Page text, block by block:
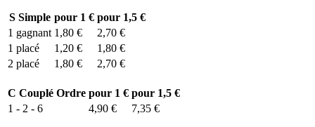
SSimple pour 1 € pour 1,5 €
1 gagnant 1,80 €
2,70 €
1 placé 1,20 €
1,80 €
2 placé 1,80 € 2,70 €
C Couplé Ordre pour 1 € pour 1,5 €
1 - 2 - 6
4,90 € 7,35 €